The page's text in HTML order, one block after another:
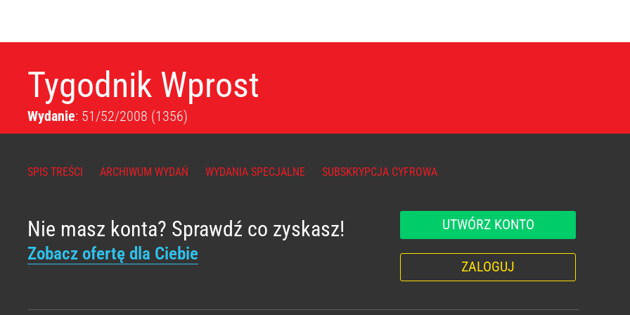
Tygodnik Wprost
Wydanie: 51/52/2008 (1356)
SPIS TREŚCI ARCHIWUM WYDAŃ WYDANIA SPECJALNE SUBSKRYPCJA CYFROWA
Nie masz konta? Sprawdź co zyskasz!
Zobacz ofertę dla Ciebie
UTWÓRZ KONTO
ZALOGUJ